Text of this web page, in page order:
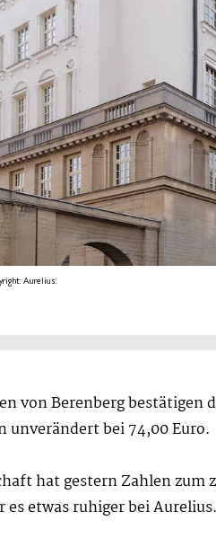
Aurelius.
von Berenberg
unverändert bei 74,00 Euro.
hat gestern Zahlen
es etwas ruhiger bei